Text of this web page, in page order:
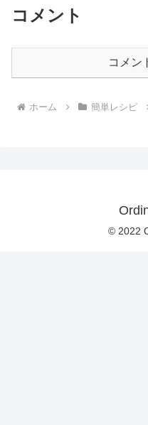
コメント
コメン
ホーム 簡単レシピ
© 2022